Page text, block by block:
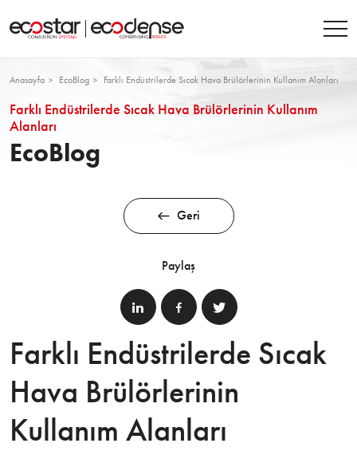
Anasayfa EcoBlog Farklı Endüstrilerde Sıcak Hava Brülörlerinin Kullanım Alanları
Farklı Endüstrilerde Sıcak Hava Brülörlerinin Kullanım
Alanları
EcoBlog
Geri
Paylaş
Farklı Endüstrilerde Sıcak
Hava Brülörlerinin
Kullanım Alanları